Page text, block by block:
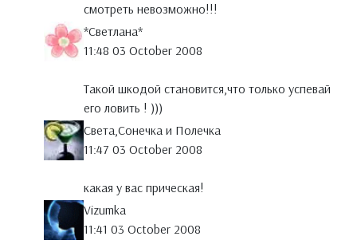
смотреть невозможно!!!
*Светлана*
11:48 03 October 2008
Такой шкодой становится,что только успевай
его ловить ! )))
Света,Сонечка и Полечка
11:47 03 October 2008
какая у вас прическая!
Vizumka
11:41 03 October 2008